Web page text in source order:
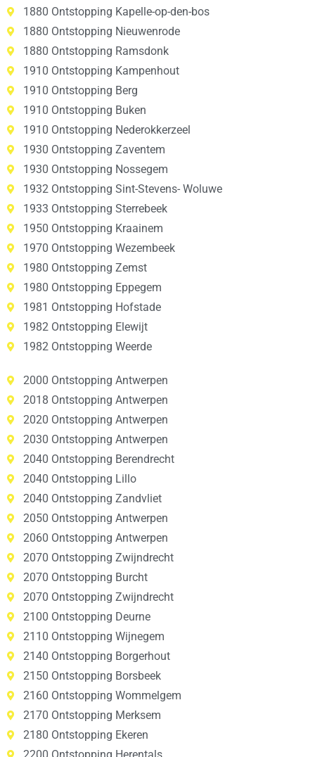
1880 Ontstopping Kapelle-op-den-bos
1880 Ontstopping Nieuwenrode
1880 Ontstopping Ramsdonk
1910 Ontstopping Kampenhout
1910 Ontstopping Berg
1910 Ontstopping Buken
1910 Ontstopping Nederokkerzeel
1930 Ontstopping Zaventem
1930 Ontstopping Nossegem
1932 Ontstopping Sint-Stevens- Woluwe
1933 Ontstopping Sterrebeek
1950 Ontstopping Kraainem
1970 Ontstopping Wezembeek
1980 Ontstopping Zemst
1980 Ontstopping Eppegem
1981 Ontstopping Hofstade
1982 Ontstopping Elewijt
1982 Ontstopping Weerde
2000 Ontstopping Antwerpen
2018 Ontstopping Antwerpen
2020 Ontstopping Antwerpen
2030 Ontstopping Antwerpen
2040 Ontstopping Berendrecht
2040 Ontstopping Lillo
2040 Ontstopping Zandvliet
2050 Ontstopping Antwerpen
2060 Ontstopping Antwerpen
2070 Ontstopping Zwijndrecht
2070 Ontstopping Burcht
2070 Ontstopping Zwijndrecht
2100 Ontstopping Deurne
2110 Ontstopping Wijnegem
2140 Ontstopping Borgerhout
2150 Ontstopping Borsbeek
2160 Ontstopping Wommelgem
2170 Ontstopping Merksem
2180 Ontstopping Ekeren